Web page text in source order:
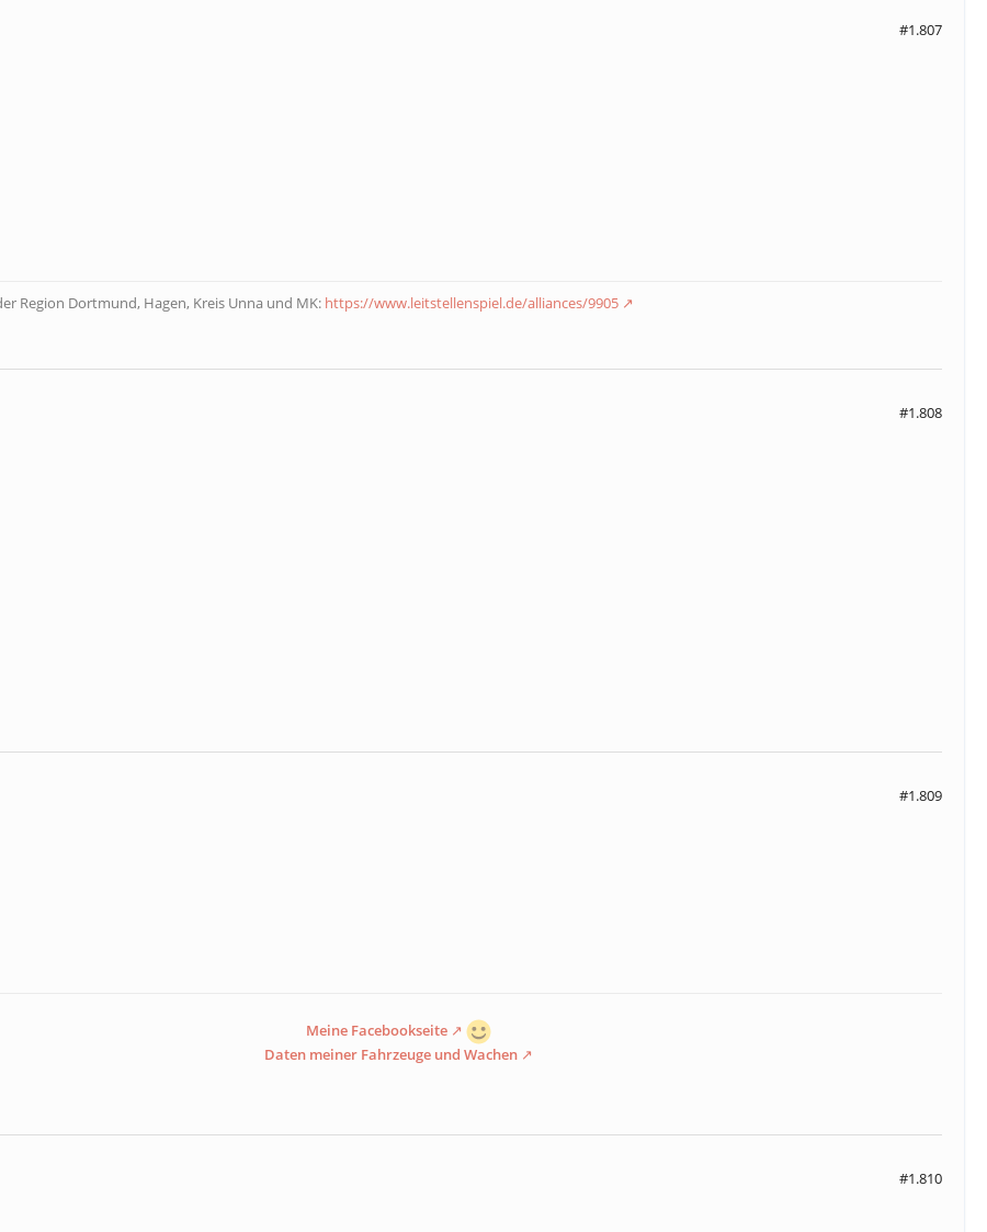
#1.807
Region Dortmund, Hagen, Kreis Unna und MK: https://www.leitstellenspiel.de/alliances/9905
#1.808
#1.809
Meine Facebookseite
Daten meiner Fahrzeuge und Wachen
#1.810